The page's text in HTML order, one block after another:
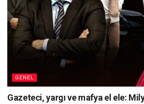
GENEL
Gazeteci, yargı ve mafya el ele: